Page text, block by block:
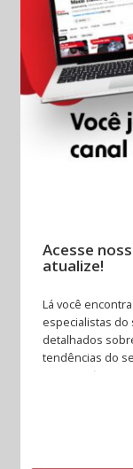
Acesse
atualize!
Lá você
especialistas do
detalhados
tendências do
para